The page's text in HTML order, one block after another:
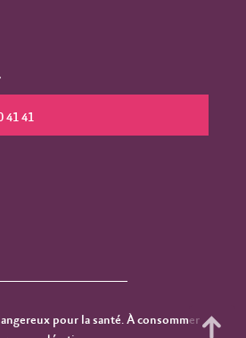
41 41
pour la santé. À consommer